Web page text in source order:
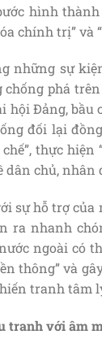
hình thành
chính trị” và
những sự
phá
Đảng, bầu
đối lại
chế”, thực
dân chủ,
sự hỗ trợ
ra nhanh
ngoài có
thông” và
tranh tâm
tranh vớiâm